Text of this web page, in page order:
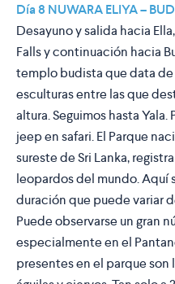
Día 8 NUWARA ELIYA –
Desayuno y salida hacia
Falls y continuación hacia
templo budista que data de
esculturas entre las que
altura. Seguimos hasta
jeep en safari. El Parque
sureste de Sri Lanka,
leopardos del mundo. Aquí
duración que puede variar
Puede observarse un gran
especialmente en el
presentes en el parque